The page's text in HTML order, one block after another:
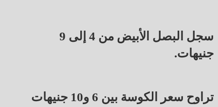
سجل البصل الأبيض من 4 إلى 9
جنيهات.
تراوح سعر الكوسة بين 6 و10 جنيهات